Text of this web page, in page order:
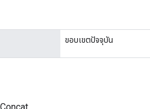
ขอบเขตปัจจุบัน